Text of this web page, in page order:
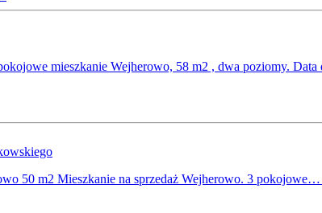
mieszkanie Wejherowo, 58 m2 , dwa poziomy. Data
50 m2 Mieszkanie na sprzedaż Wejherowo. 3 pokojowe…